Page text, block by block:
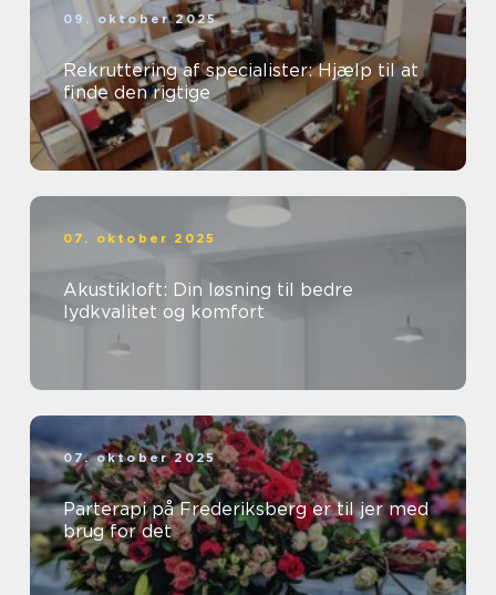
09. oktober 2025
Rekruttering af specialister: Hjælp til at
finde den rigtige
07. oktober 2025
Akustikloft: Din løsning til bedre
lydkvalitet og komfort
07. oktober 2025
Parterapi på Frederiksberg er til jer med
brug for det